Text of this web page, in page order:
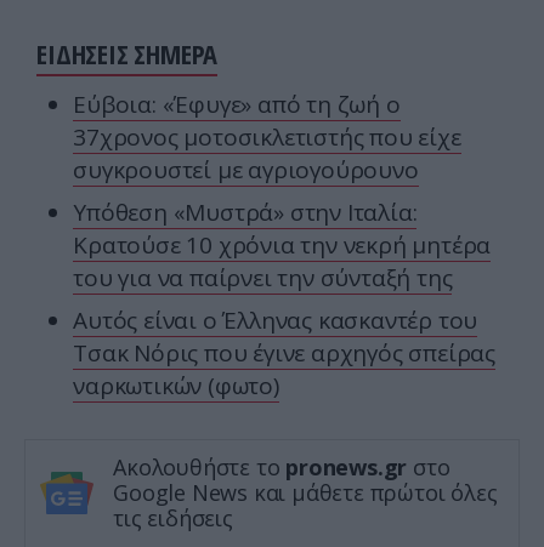
ΕΙΔΗΣΕΙΣ ΣΗΜΕΡΑ
Εύβοια: «Έφυγε» από τη ζωή ο
37χρονος μοτοσικλετιστής που είχε
συγκρουστεί με αγριογούρουνο
Υπόθεση «Μυστρά» στην Ιταλία:
Κρατούσε 10 χρόνια την νεκρή μητέρα
του για να παίρνει την σύνταξή της
Αυτός είναι ο Έλληνας κασκαντέρ του
Τσακ Νόρις που έγινε αρχηγός σπείρας
ναρκωτικών (φωτο)
Ακολουθήστε το pronews.gr στο
Google News και μάθετε πρώτοι όλες
τις ειδήσεις